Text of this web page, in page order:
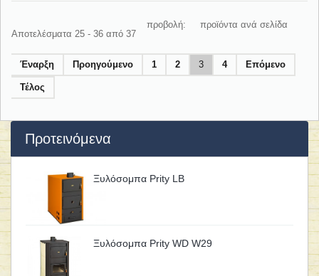
Αποτελέσματα 25 - 36 από 37
προβολή: προϊόντα ανά σελίδα
Έναρξη Προηγούμενο 1 2 3 4 Επόμενο
Τέλος
Προτεινόμενα
Ξυλόσομπα Prity LB
Ξυλόσομπα Prity WD W29